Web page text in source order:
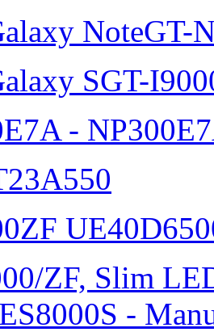
NoteGT-
SGT-
-
ZF, Slim
-